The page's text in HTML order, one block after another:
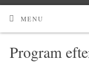
MENU
Program